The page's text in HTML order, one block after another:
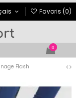
Favoris (0)
0
Flash